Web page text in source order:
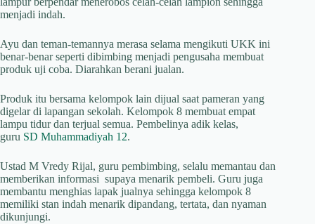
menjadi indah.
Ayu dan teman-temannya merasa selama mengikuti UKK ini
benar-benar seperti dibimbing menjadi pengusaha membuat
produk uji coba. Diarahkan berani jualan.
Produk itu bersama kelompok lain dijual saat pameran yang
digelar di lapangan sekolah. Kelompok 8 membuat empat
lampu tidur dan terjual semua. Pembelinya adik kelas,
guru SD Muhammadiyah 12.
Ustad M Vredy Rijal, guru pembimbing, selalu memantau dan
memberikan informasi supaya menarik pembeli. Guru juga
membantu menghias lapak jualnya sehingga kelompok 8
memiliki stan indah menarik dipandang, tertata, dan nyaman
dikunjungi.